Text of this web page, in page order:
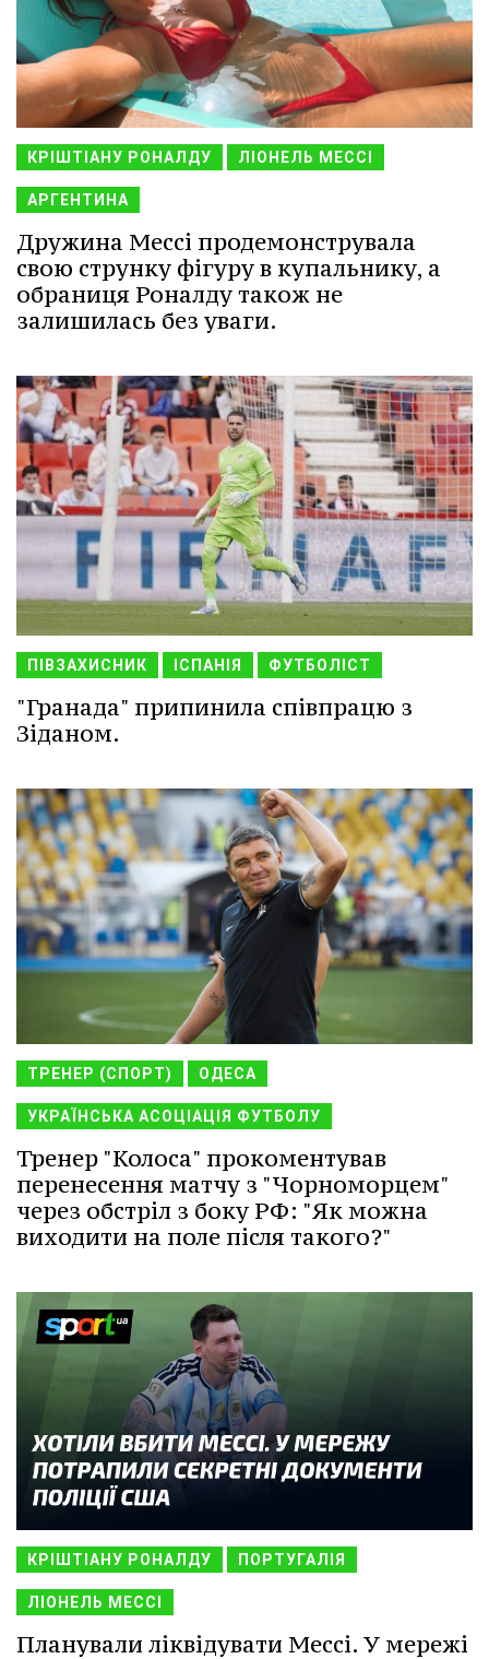
КРІШТІАНУ РОНАЛДУ ЛІОНЕЛЬ МЕССІ
АРГЕНТИНА
Дружина Мессі продемонструвала
свою струнку фігуру в купальнику, а
обраниця Роналду також не
залишилась без уваги.
ПІВЗАХИСНИК ІСПАНІЯ ФУТБОЛІСТ
"Гранада" припинила співпрацю з
Зіданом.
ТРЕНЕР (СПОРТ) ОДЕСА
УКРАЇНСЬКА АСОЦІАЦІЯ ФУТБОЛУ
Тренер "Колоса" прокоментував
перенесення матчу з "Чорноморцем"
через обстріл з боку РФ: "Як можна
виходити на поле після такого?"
КРІШТІАНУ РОНАЛДУ ПОРТУГАЛІЯ
ЛІОНЕЛЬ МЕССІ
Планували ліквідувати Мессі. У мережі